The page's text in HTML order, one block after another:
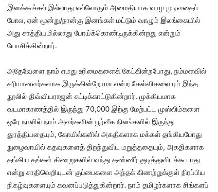
இனக்கூச்சல் இல்லாது எல்லோரும் அமைதியாக வாழ முடிவதைப்
போல, ஏன் மூன்று/நான்கு இனங்கள் மட்டும் வாழும் இலங்கையில்
அது சாத்தியமில்லாது போய்க்கொண்டிருக்கின்றது என்றும்
யோசிக்கின்றார்.
அதேவேளை நாம் எமது உரிமைகளைக் கேட்கின்றபோது, நம்மளவில்
சரியானவர்களாக இருக்கின்றோமா என்ற கேள்விகளையும் இந்த
நூலில் திவ்வியராஜன் சுட்டிக்காட்டுகின்றார். முக்கியமாக
வடமாகாணத்தில் இருந்து 70,000 இற்கு மேற்பட்ட முஸ்லிம்களை
ஒரே நாளில் நாம் அவர்களின் பூர்வீக நிலங்களில் இருந்து
துரத்தியதையும், கோயில்களில் அகதிகளாக மக்கள் தங்கியபோது
நுழைவாயில் கதவுகளைத் திறந்துவிட மறுத்ததையும், அகதிகளாக
தங்கிய தங்கள் கிணறுகளில் வந்து தண்ணீர் குடித்துவிடக்கூடாது
என்று சாதிவெறியுடன் குப்பைகளை அந்தக் கிணற்றுக்குள் நிரப்பிய
நிகழ்வுகளையும் கவனப்படுத்துகின்றார். நாம் தமிழர்களாக சிங்களப்